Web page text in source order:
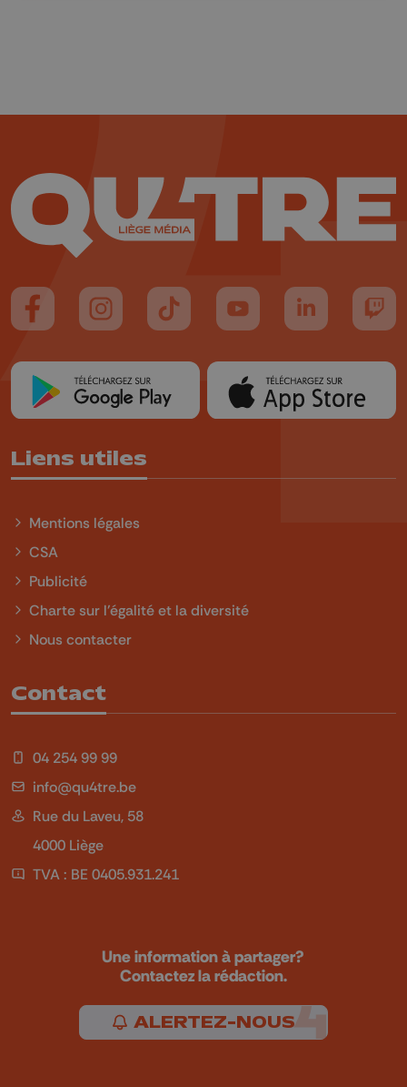
Suivez-nous sur FaceBook
Suivez-nous sur Instagram
Suivez-nous sur TikTok
Suivez-nous sur YouTube
Suivez-nous
Liens utiles
Mentions légales
CSA
Publicité
Charte sur l'égalité et la diversité
Nous contacter
Contact
04 254 99 99
info@qu4tre.be
Rue du Laveu, 58
4000 Liège
TVA : BE 0405.931.241
Une information à partager?
Contactez la rédaction.
ALERTEZ-NOUS